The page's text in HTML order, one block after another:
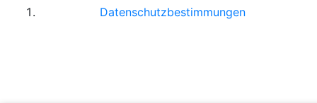
Datenschutzbestimmungen